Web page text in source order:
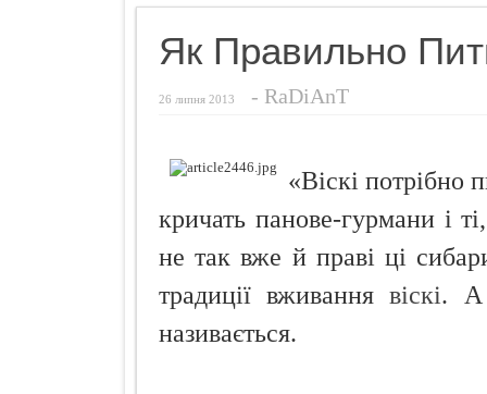
Чуттєвий
Кокосовий
Як Правильно
26 липня 2013 - RaDiAnT
«Віскі потрібно
кричать панове-гурмани і
не так вже й праві ці
традиції вживаннявіскі. А
називається.